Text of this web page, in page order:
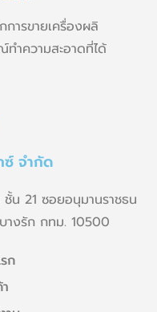
ารขายเครื่องผลิ
ทำความสะอาดที่ได้
จำกัด
น 21 ซอยอนุมานราชธน
างรัก กทม. 10500
ก